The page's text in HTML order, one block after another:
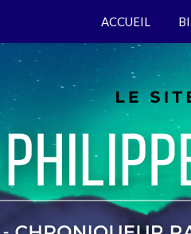
ACCUEIL